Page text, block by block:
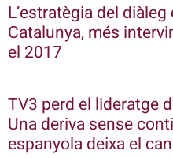
L’estratègia del
Catalunya, més
el 2017
TV3 perd el lideratge
Una deriva sense
espanyola deixa el